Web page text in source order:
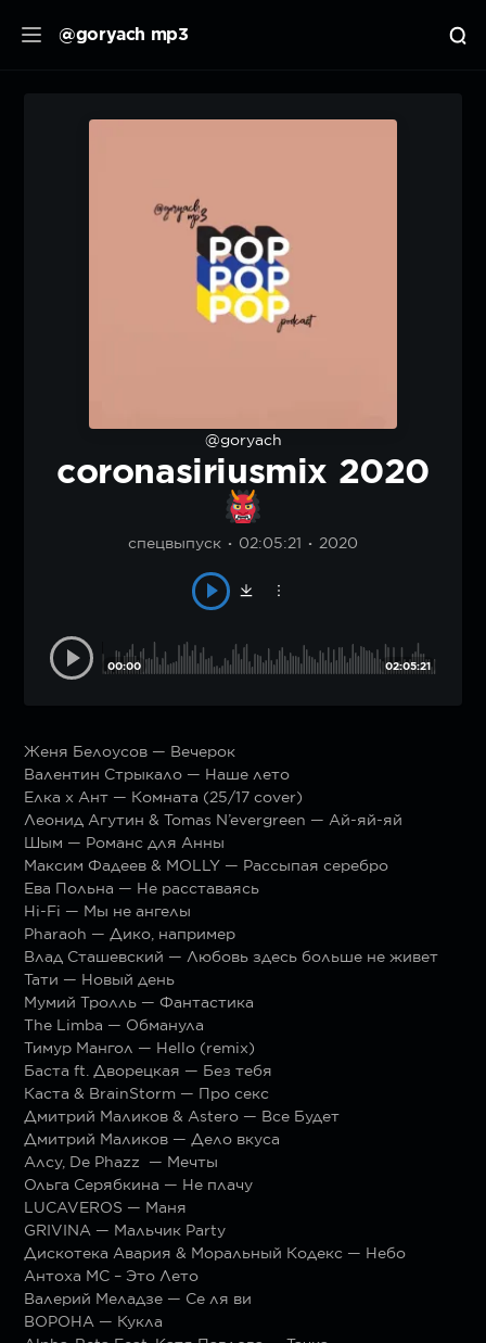
@goryach mp3
@goryach
coronasiriusmix 2020
спецвыпуск 02:05:21 2020
00:00 02:05:21
Женя Белоусов — Вечерок
Валентин Стрыкало — Наше лето
Елка х Ант — Комната (25/17 cover)
Леонид Агутин & Tomas N’evergreen — Ай-яй-яй
Шым — Романс для Анны
Максим Фадеев & MOLLY — Рассыпая серебро
Ева Польна — Не расставаясь
Hi-Fi — Мы не ангелы
Pharaoh — Дико, например
Влад Сташевский — Любовь здесь больше не живет
Тати — Новый день
Мумий Тролль — Фантастика
The Limba — Обманула
Тимур Мангол — Hello (remix)
Баста ft. Дворецкая — Без тебя
Каста & BrainStorm — Про секс
Дмитрий Маликов & Astero — Все Будет
Дмитрий Маликов — Дело вкуса
Алсу, De Phazz — Мечты
Ольга Серябкина — Не плачу
LUCAVEROS — Маня
GRIVINA — Мальчик Party
Дискотека Авария & Моральный Кодекс — Небо
Антоха МС – Это Лето
Валерий Меладзе — Се ля ви
ВОРОНА — Кукла